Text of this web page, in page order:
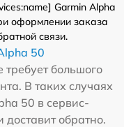
Garmin Alpha
оформлении заказа
связи.
50
требует большого
В таких случаях
50 в сервис-
доставит обратно.